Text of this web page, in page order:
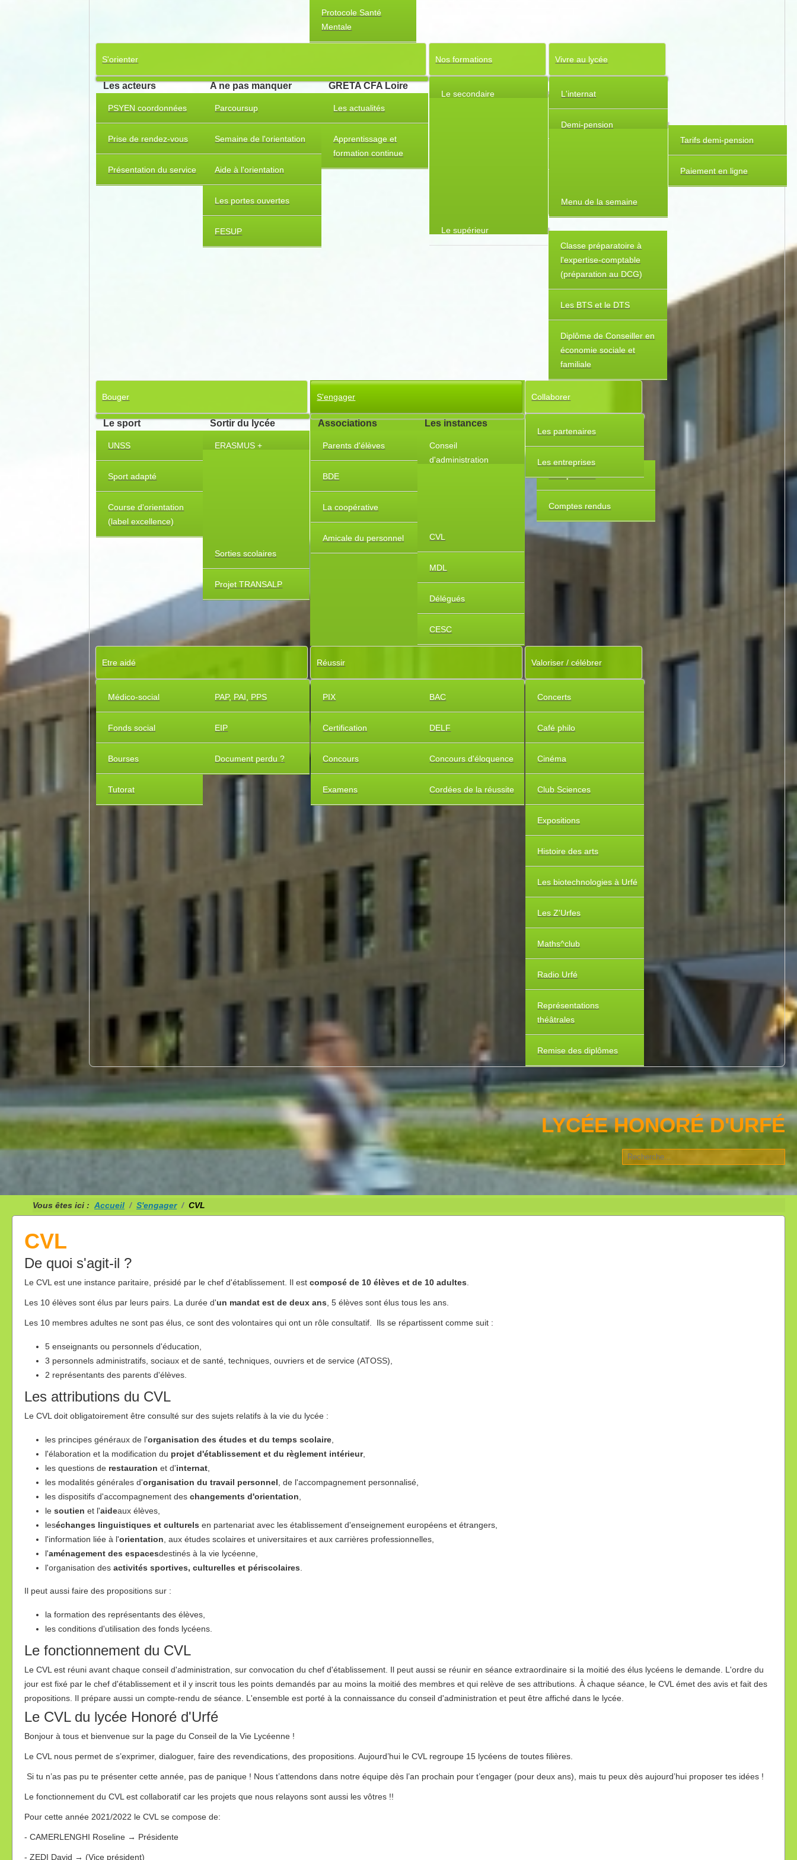
Protocole Santé
Mentale
S'orienter
Les acteurs
PSYEN coordonnées
Prise de rendez-vous
Présentation du service
A ne pas manquer
Parcoursup
Semaine de l'orientation
Aide à l'orientation
Les portes ouvertes
FESUP
GRETA CFA Loire
Les actualités
Apprentissage et
formation continue
Nos formations
Le secondaire
Seconde Générale et
Technologique
spécifiques
Le supérieur
Classe préparatoire à
l'expertise-comptable
(préparation au DCG)
Les BTS et le DTS
Diplôme de Conseiller en
économie sociale et
familiale
Vivre au lycée
L'internat
Demi-pension
Tarifs demi-pension
Paiement en ligne
Menu de la semaine
Bouger
Le sport
UNSS
Sport adapté
Course d'orientation
(label excellence)
Sortir du lycée
ERASMUS +
Partenariat stratégique
Charte Erasmus
Témoignages
Sorties scolaires
Projet TRANSALP
S'engager
Associations
Parents d'élèves
BDE
La coopérative
Amicale du personnel
Les instances
Conseil
d'administration
Composition
Comptes rendus
CVL
MDL
Délégués
CESC
Collaborer
Les partenaires
Les entreprises
Etre aidé
Médico-social
Fonds social
Bourses
Tutorat
PAP, PAI, PPS
EIP
Document perdu ?
Réussir
PIX
Certification
Concours
Examens
BAC
DELF
Concours d'éloquence
Cordées de la réussite
Valoriser / célébrer
Concerts
Café philo
Cinéma
Club Sciences
Expositions
Histoire des arts
Les biotechnologies à Urfé
Les Z'Urfes
Maths^club
Radio Urfé
Représentations
théâtrales
Remise des diplômes
LYCÉE HONORÉ D'URFÉ
Vous êtes ici : Accueil S'engager CVL
CVL
De quoi s'agit-il ?
Le CVL est une instance paritaire, présidé par le chef d'établissement. Il est composé de 10 élèves et de 10 adultes
Les 10 élèves sont élus par leurs pairs. La durée d'un mandat est de deux ans , 5 élèves sont élus tous les ans.
Les 10 membres adultes ne sont pas élus, ce sont des volontaires qui ont un rôle consultatif. Ils se répartissent comme suit :
5 enseignants ou personnels d'éducation,
3 personnels administratifs, sociaux et de santé, techniques, ouvriers et de service (ATOSS),
2 représentants des parents d'élèves.
Les attributions du CVL
Le CVL doit obligatoirement être consulté sur des sujets relatifs à la vie du lycée :
les principes généraux de l'organisation des études et du temps scolaire
l'élaboration et la modification du projet d'établissement et du règlement intérieur,
les questions de restauration et d'internat
les modalités générales d'organisation du travail personnel , de l'accompagnement personnalisé,
les dispositifs d'accompagnement des changements d'orientation
le soutien et l'aideaux élèves,
leséchanges linguistiques et culturels en partenariat avec les établissement d'enseignement européens et étrangers,
l'information liée à l'orientation , aux études scolaires et universitaires et aux carrières professionnelles,
l'aménagement des espacesdestinés à la vie lycéenne,
l'organisation des activités sportives, culturelles et périscolaires
Il peut aussi faire des propositions sur :
la formation des représentants des élèves,
les conditions d'utilisation des fonds lycéens.
Le fonctionnement du CVL
Le CVL est réuni avant chaque conseil d'administration, sur convocation du chef d'établissement. Il peut aussi se réunir en séance extraordinaire si la moitié des élus lycéens le demande. L'ordre du
jour est fixé par le chef d'établissement et il y inscrit tous les points demandés par au moins la moitié des membres et qui relève de ses attributions. À chaque séance, le CVL émet des avis et fait des
propositions. Il prépare aussi un compte-rendu de séance. L'ensemble est porté à la connaissance du conseil d'administration et peut être affiché dans le lycée.
Le CVL du lycée Honoré d'Urfé
Bonjour à tous et bienvenue sur la page du Conseil de la Vie Lycéenne !
Le CVL nous permet de s’exprimer, dialoguer, faire des revendications, des propositions. Aujourd’hui le CVL regroupe 15 lycéens de toutes filières.
Si tu n’as pas pu te présenter cette année, pas de panique ! Nous t’attendons dans notre équipe dès l’an prochain pour t’engager (pour deux ans), mais tu peux dès aujourd’hui proposer tes idées !
Le fonctionnement du CVL est collaboratif car les projets que nous relayons sont aussi les vôtres !!
Pour cette année 2021/2022 le CVL se compose de:
- CAMERLENGHI Roseline → Présidente
- ZEDI David → (Vice président)